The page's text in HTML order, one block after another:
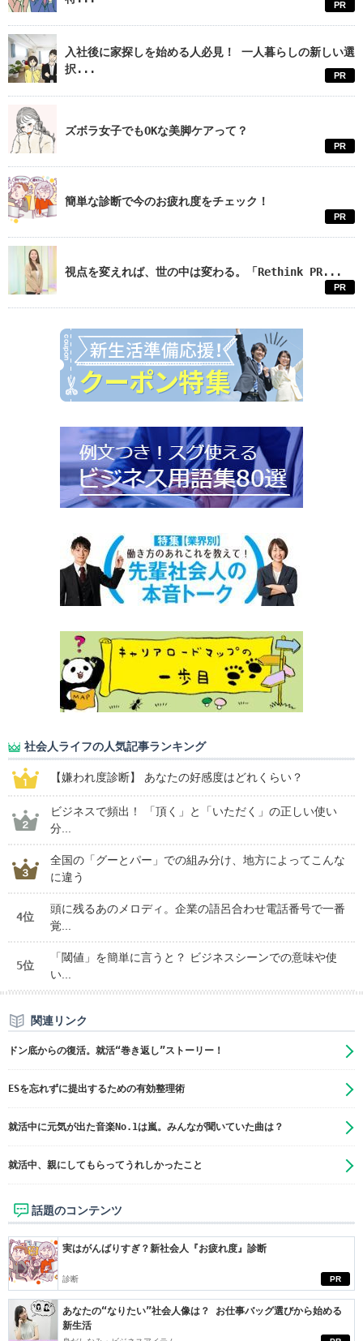
PR
入社後に家探しを始める人必見！ 一人暮らしの新しい選
択...
PR
ズボラ女子でもOKな美脚ケアって？
PR
簡単な診断で今のお疲れ度をチェック！
PR
視点を変えれば、世の中は変わる。「Rethink PR...
PR
社会人ライフの人気記事ランキング
【嫌われ度診断】 あなたの好感度はどれくらい？
ビジネスで頻出！ 「頂く」と「いただく」の正しい使い
分...
全国の「グーとパー」での組み分け、地方によってこんな
に違う
4位
頭に残るあのメロディ。企業の語呂合わせ電話番号で一番
覚...
5位
「閾値」を簡単に言うと？ ビジネスシーンでの意味や使
い...
関連リンク
ドン底からの復活。就活“巻き返し”ストーリー！
ESを忘れずに提出するための有効整理術
就活中に元気が出た音楽No.1は嵐。みんなが聞いていた曲は？
就活中、親にしてもらってうれしかったこと
話題のコンテンツ
PR
実はがんばりすぎ？新社会人『お疲れ度』診断
診断
あなたの“なりたい”社会人像は？ お仕事バッグ選びから始める
新生活